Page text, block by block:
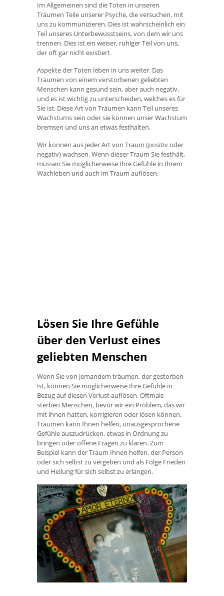
Im Allgemeinen sind die Toten in unseren
Träumen Teile unserer Psyche, die versuchen, mit
uns zu kommunizieren. Dies ist wahrscheinlich ein
Teil unseres Unterbewusstseins, von dem wir uns
trennen. Dies ist ein weiser, ruhiger Teil von uns,
der oft gar nicht existiert.
Aspekte der Toten leben in uns weiter. Das
Träumen von einem verstorbenen geliebten
Menschen kann gesund sein, aber auch negativ,
und es ist wichtig zu unterscheiden, welches es für
Sie ist. Diese Art von Träumen kann Teil unseres
Wachstums sein oder sie können unser Wachstum
bremsen und uns an etwas festhalten.
Wir können aus jeder Art von Traum (positiv oder
negativ) wachsen. Wenn dieser Traum Sie festhält,
müssen Sie möglicherweise Ihre Gefühle in Ihrem
Wachleben und auch im Traum auflösen.
Lösen Sie Ihre Gefühle
über den Verlust eines
geliebten Menschen
Wenn Sie von jemandem träumen, der gestorben
ist, können Sie möglicherweise Ihre Gefühle in
Bezug auf diesen Verlust auflösen. Oftmals
sterben Menschen, bevor wir ein Problem, das wir
mit ihnen hatten, korrigieren oder lösen können.
Träumen kann Ihnen helfen, unausgesprochene
Gefühle auszudrücken, etwas in Ordnung zu
bringen oder offene Fragen zu klären. Zum
Beispiel kann der Traum Ihnen helfen, der Person
oder sich selbst zu vergeben und als Folge Frieden
und Heilung für sich selbst zu erlangen.